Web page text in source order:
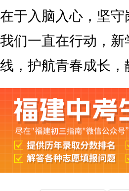
在于入脑入心，坚
我们一直在行动，
线，护航青春成长